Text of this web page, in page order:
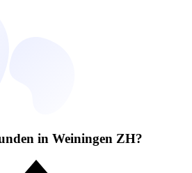
in Weiningen ZH?